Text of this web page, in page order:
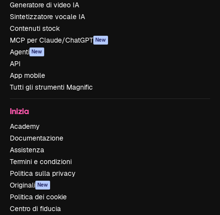
Generatore di video IA
Sintetizzatore vocale IA
Contenuti stock
MCP per Claude/ChatGPT New
Agenti New
API
App mobile
Tutti gli strumenti Magnific
Inizia
Academy
Documentazione
Assistenza
Termini e condizioni
Politica sulla privacy
Originali New
Politica dei cookie
Centro di fiducia